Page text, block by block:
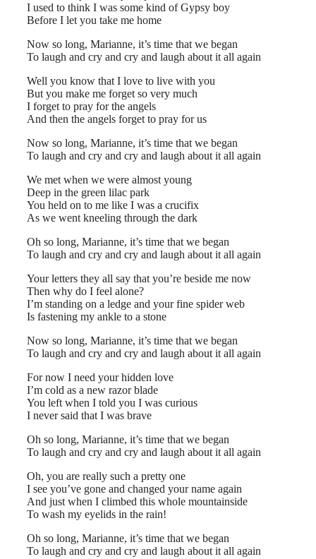
I used to think I was some kind of Gypsy boy
Before I let you take me home
Now so long, Marianne, it’s time that we began
To laugh and cry and cry and laugh about it all again
Well you know that I love to live with you
But you make me forget so very much
I forget to pray for the angels
And then the angels forget to pray for us
Now so long, Marianne, it’s time that we began
To laugh and cry and cry and laugh about it all again
We met when we were almost young
Deep in the green lilac park
You held on to me like I was a crucifix
As we went kneeling through the dark
Oh so long, Marianne, it’s time that we began
To laugh and cry and cry and laugh about it all again
Your letters they all say that you’re beside me now
Then why do I feel alone?
I’m standing on a ledge and your fine spider web
Is fastening my ankle to a stone
Now so long, Marianne, it’s time that we began
To laugh and cry and cry and laugh about it all again
For now I need your hidden love
I’m cold as a new razor blade
You left when I told you I was curious
I never said that I was brave
Oh so long, Marianne, it’s time that we began
To laugh and cry and cry and laugh about it all again
Oh, you are really such a pretty one
I see you’ve gone and changed your name again
And just when I climbed this whole mountainside
To wash my eyelids in the rain!
Oh so long, Marianne, it’s time that we began
To laugh and cry and cry and laugh about it all again